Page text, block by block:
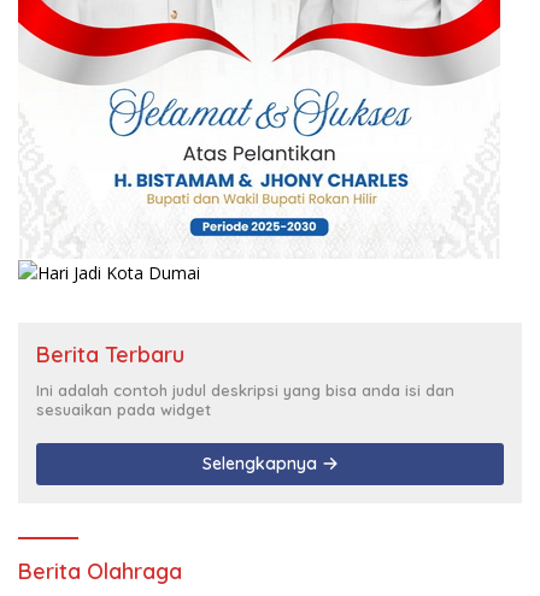
Berita Terbaru
Ini adalah contoh judul deskripsi yang bisa anda isi dan
sesuaikan pada widget
Selengkapnya
Berita Olahraga